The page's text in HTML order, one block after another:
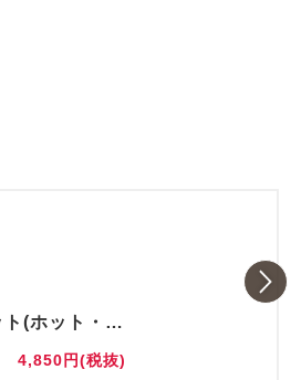
コーヒー・紅茶ポット(ホット・アイス)
4,850円(税抜)